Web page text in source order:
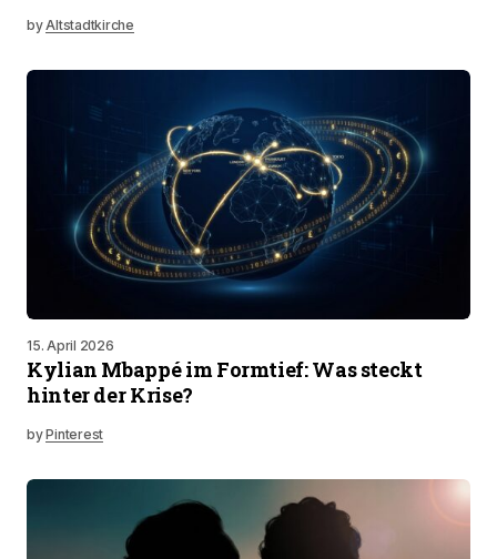
byAltstadtkirche
15. April 2026
Kylian Mbappé im Formtief: Was steckt
hinter der Krise?
byPinterest